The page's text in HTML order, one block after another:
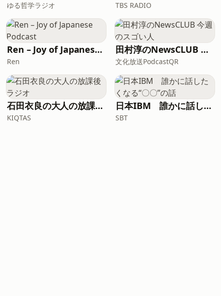
ゆる哲学ラジオ TBS RADIO
Ren – Joy of Japanese Podcast
Ren
田村淳のNewsCLUB 今週のスゴい人
文化放送PodcastQR
石田衣良の大人の放課後ラジオ
KIQTAS
日本IBM 誰かに話したくなる“〇〇”の話
SBT